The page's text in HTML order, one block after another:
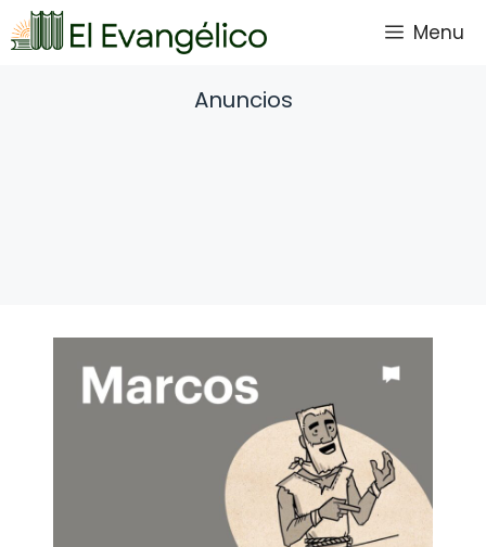
Saltar
al
Menu
Anuncios